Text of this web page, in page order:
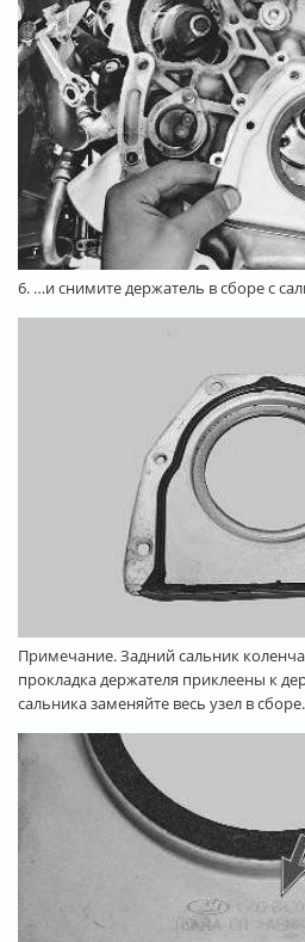
6. …и снимите держатель в сборе с
Примечание. Задний сальник
прокладка держателя приклеены к
сальника заменяйте весь узел в сборе.